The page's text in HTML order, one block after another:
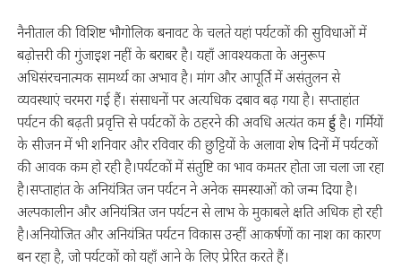
नैनीताल की विशिष्ट भौगोलिक बनावट के चलते यहां पर्यटकों की सुविधाओं में
बढ़ोत्तरी की गुंजाइश नहीं के बराबर है। यहाँ आवश्यकता के अनुरूप
अधिसंरचनात्मक सामर्थ्य का अभाव है। मांग और आपूर्ति में असंतुलन से
व्यवस्थाएं चरमरा गई हैं। संसाधनों पर अत्यधिक दबाव बढ़ गया है। सप्ताहांत
पर्यटन की बढ़ती प्रवृत्ति से पर्यटकों के ठहरने की अवधि अत्यंत कम हुई है। गर्मियों
के सीजन में भी शनिवार और रविवार की छुट्टियों के अलावा शेष दिनों में पर्यटकों
की आवक कम हो रही है।पर्यटकों में संतुष्टि का भाव कमतर होता जा चला जा रहा
है।सप्ताहांत के अनियंत्रित जन पर्यटन ने अनेक समस्याओं को जन्म दिया है।
अल्पकालीन और अनियंत्रित जन पर्यटन से लाभ के मुकाबले क्षति अधिक हो रही
है।अनियोजित और अनियंत्रित पर्यटन विकास उन्हीं आकर्षणों का नाश का कारण
बन रहा है, जो पर्यटकों को यहाँ आने के लिए प्रेरित करते हैं।